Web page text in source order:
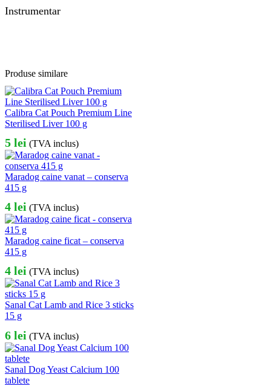
Instrumentar
Produse similare
Calibra Cat Pouch Premium Line
Sterilised Liver 100 g
5 lei (TVA inclus)
Maradog caine vanat – conserva
415 g
4 lei (TVA inclus)
Maradog caine ficat – conserva
415 g
4 lei (TVA inclus)
Sanal Cat Lamb and Rice 3 sticks
15 g
6 lei (TVA inclus)
Sanal Dog Yeast Calcium 100
tablete